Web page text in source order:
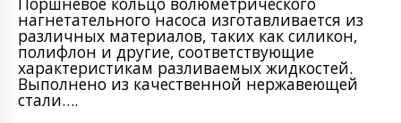
нагнетательного насоса изготавливается из
различных материалов, таких как силикон,
полифлон и другие, соответствующие
характеристикам разливаемых жидкостей.
Выполнено из качественной нержавеющей
стали….